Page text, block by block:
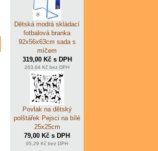
Dětská modrá skládací
fotbalová branka
92x56x63cm sada s
míčem
319,00 Kč s DPH
263,64 Kč bez DPH
Povlak na dětský
polštářek Pejsci na bílé
25x25cm
79,00 Kč s DPH
65,29 Kč bez DPH